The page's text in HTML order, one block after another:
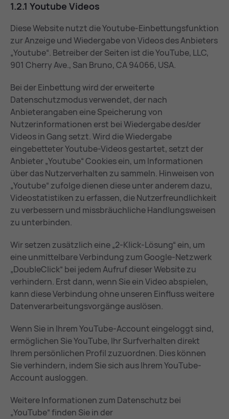
1.2.1 Youtube Vi­de­os
Diese Website nutzt die Youtube-Einbettungsfunktion
zur Anzeige und Wiedergabe von Videos des Anbieters
„Youtube“. Betreiber der Seiten ist die YouTube, LLC,
901 Cherry Ave., San Bruno, CA 94066, USA.
Bei der Einbettung wird der erweiterte
Datenschutzmodus verwendet, der nach
Anbieterangaben eine Speicherung von
Nutzerinformationen erst bei Wiedergabe des/der
Videos in Gang setzt. Wird die Wiedergabe
eingebetteter Youtube-Videos gestartet, setzt der
Anbieter „Youtube“ Cookies ein, um Informationen
über das Nutzerverhalten zu sammeln. Hinweisen von
„Youtube“ zufolge dienen diese unter anderem dazu,
Videostatistiken zu erfassen, die Nutzerfreundlichkeit
zu verbessern und missbräuchliche Handlungsweisen
zu unterbinden.
Wir setzen zusätzlich eine „2-Klick-Lösung“ ein, um
eine unmittelbare Verbindung zum Google-Netzwerk
„DoubleClick“ bei jedem Aufruf dieser Website zu
verhindern. Erst dann, wenn Sie ein Video abspielen,
kann diese Verbindung ohne unseren Einfluss weitere
Datenverarbeitungsvorgänge auslösen.
Wenn Sie in Ihrem YouTube-Account eingeloggt sind,
ermöglichen Sie YouTube, Ihr Surfverhalten direkt
Ihrem persönlichen Profil zuzuordnen. Dies können
Sie verhindern, indem Sie sich aus Ihrem YouTube-
Account ausloggen.
Weitere Informationen zum Datenschutz bei
„YouTube“ finden Sie in der